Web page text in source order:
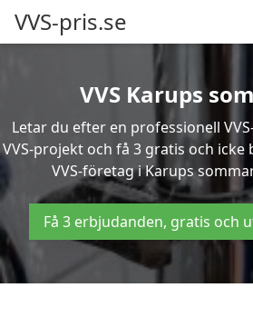
VVS-pris.se
VVS Karups
Letar du efter en professionell
VVS-projekt och få 3 gratis och
VVS-företag i Karups
Få 3 erbjudanden, gratis och